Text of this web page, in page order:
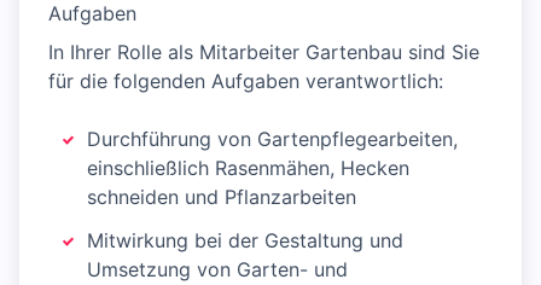
Aufgaben
In Ihrer Rolle als Mitarbeiter Gartenbau sind Sie
für die folgenden Aufgaben verantwortlich:
Durchführung von Gartenpflegearbeiten,
einschließlich Rasenmähen, Hecken
schneiden und Pflanzarbeiten
Mitwirkung bei der Gestaltung und
Umsetzung von Garten- und